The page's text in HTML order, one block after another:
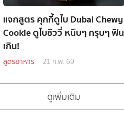
แจกสูตร คุกกี้ดูไบ Dubai Chewy
Cookie ดูไบชิววี่ หนึบๆ กรุบๆ ฟิน
เกิน!
สูตรอาหาร 21 ก.พ. 69
ดูเพิ่มเติม